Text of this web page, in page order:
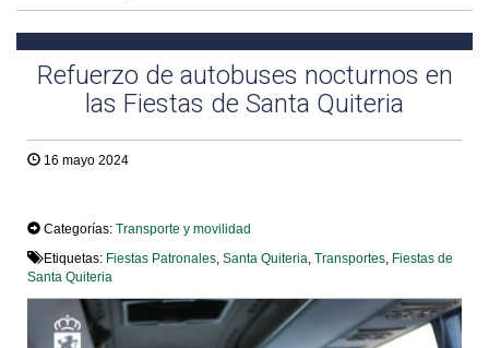
Refuerzo de autobuses nocturnos en
las Fiestas de Santa Quiteria
16 mayo 2024
Categorías: Transporte y movilidad
Etiquetas: Fiestas Patronales Santa Quiteria Transportes Fiestas de
Santa Quiteria